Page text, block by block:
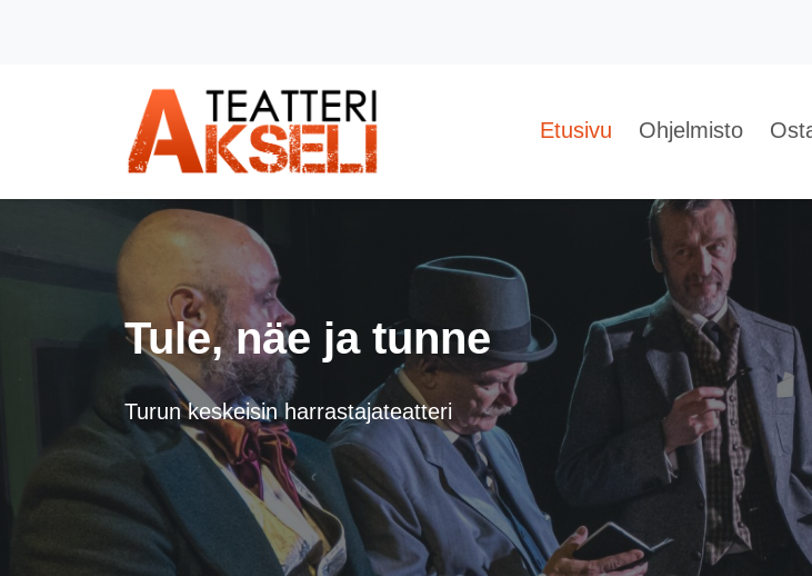
Etusivu Ohjelmisto
Tule, näe ja tunne
Turun keskeisin harrastajateatteri